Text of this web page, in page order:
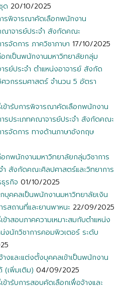
ด 20/10/2025
ารพิจารณาคัดเลือกพนักงาน
ณาจารย์ประจำ สังกัดคณะ
รจัดการ ภาควิชาภาษา 17/10/2025
กเป็นพนักงานมหาวิทยาลัยกลุ่ม
รย์ประจำ ตำแหน่งอาจารย์ สังกัด
วกรรมศาสตร์ จำนวน 5 อัตรา
ข้ารับการพิจารณาคัดเลือกพนักงาน
รประเภทคณาจารย์ประจำ สังกัดคณะ
รจัดการ ทางด้านภาษาอังกฤษ
กพนักงานมหาวิทยาลัยกลุ่มวิชาการ
ำ สังกัดคณะศิลปศาสตร์และวิทยาการ
รกิจ 01/10/2025
บุคคลเป็นพนักงานมหาวิทยาลัยเงิน
สถานที่และยานพาหนะ 22/09/2025
าสอบภาคความเหมาะสมกับตำแหน่ง
นักวิชาการคอมพิวเตอร์ ระดับ
งและแต่งตั้งบุคคลเข้าเป็นพนักงาน
(เพิ่มเติม) 04/09/2025
ารับการสอบคัดเลือกเพื่อจ้างและ